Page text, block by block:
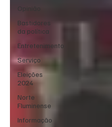
Opinião
Bastidores
da política
Entretenimento
Serviço
Eleições
2024
Norte
Fluminense
Informação